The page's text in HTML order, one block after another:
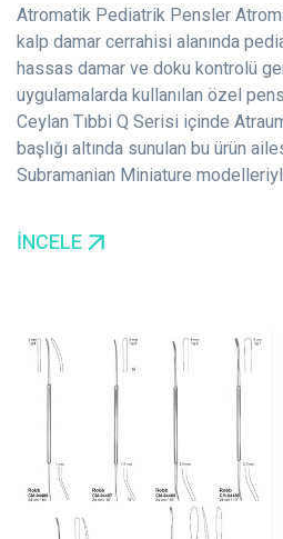
Atromatik Pediatrik Pensler
kalp damar cerrahisi alanında
hassas damar ve doku kontrolü
uygulamalarda kullanılan özel
Ceylan Tıbbi Q Serisi içinde
başlığı altında sunulan bu ürün
Subramanian Miniature
İNCELE